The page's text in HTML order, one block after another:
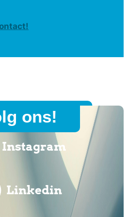
ons!
Instagram
Linkedin